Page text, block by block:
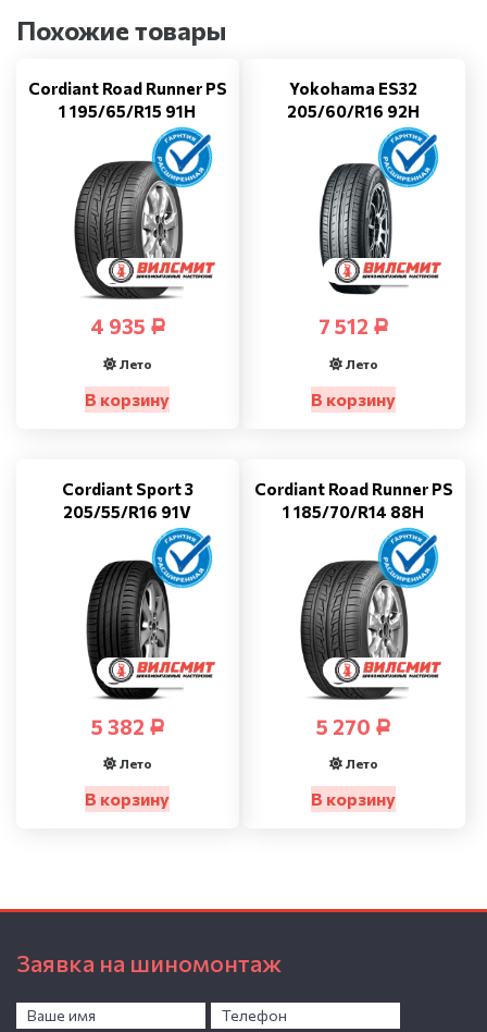
Похожие товары
Cordiant Road Runner PS
1 195/65/R15 91H
4 935 Р
Лето
В корзину
Yokohama ES32
205/60/R16 92H
7 512 Р
Лето
В корзину
Cordiant Sport 3
205/55/R16 91V
5 382 Р
Лето
В корзину
Cordiant Road Runner PS
1 185/70/R14 88H
5 270 Р
Лето
В корзину
Заявка на шиномонтаж